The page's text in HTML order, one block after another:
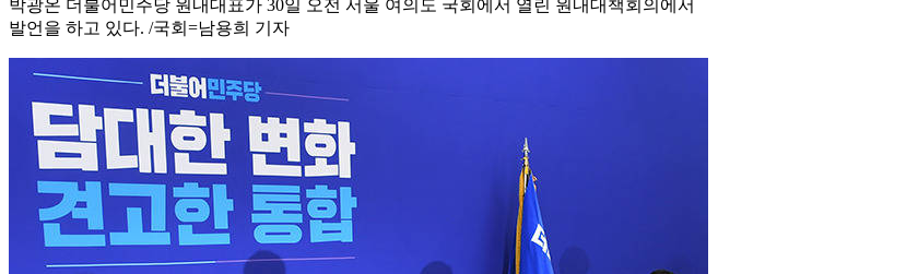
박광온 더불어민주당 원내대표가 30일 오전 서울 여의도 국회에서 열린 원내대책회의에서
발언을 하고 있다. /국회=남용희 기자